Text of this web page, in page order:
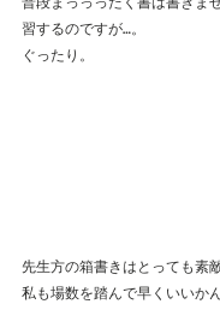
習するのですが…。
ぐったり。
先生方の箱書きはとっても素敵
私も場数を踏んで早くいいか